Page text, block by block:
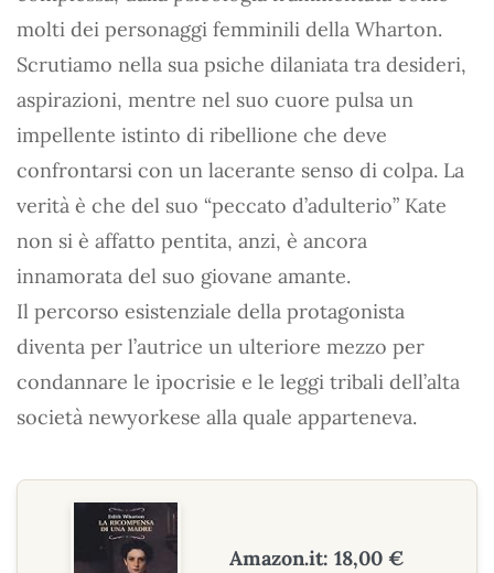
molti dei personaggi femminili della Wharton.
Scrutiamo nella sua psiche dilaniata tra desideri,
aspirazioni, mentre nel suo cuore pulsa un
impellente istinto di ribellione che deve
confrontarsi con un lacerante senso di colpa. La
verità è che del suo “peccato d’adulterio” Kate
non si è affatto pentita, anzi, è ancora
innamorata del suo giovane amante.
Il percorso esistenziale della protagonista
diventa per l’autrice un ulteriore mezzo per
condannare le ipocrisie e le leggi tribali dell’alta
società newyorkese alla quale apparteneva.
Amazon.it: 18,00 €